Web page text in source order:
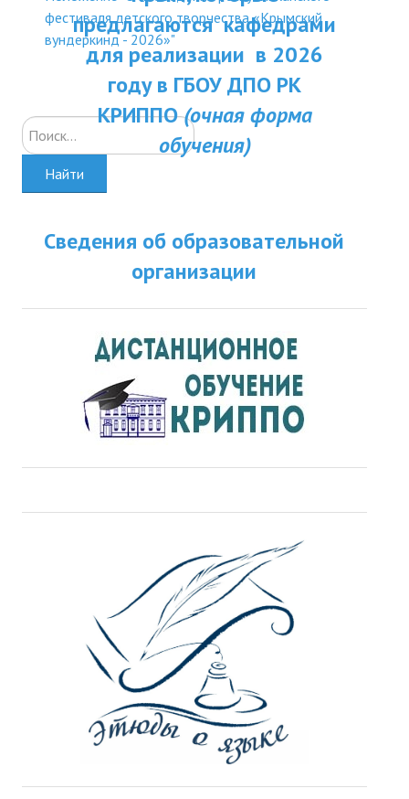
ДПО
Профессиональная переподготовка
Повышение квалификации
КОНТАКТЫ
ДПП ПК:
Актуальное
предлагаются кафедрами
для реализации в 2026
году в ГБОУ ДПО РК
КРИППО(очная форма
обучения)
фестиваля детского творчества «Крымский
вундеркинд - 2026»"
Искать...
Найти
Сведения об образовательной
организации